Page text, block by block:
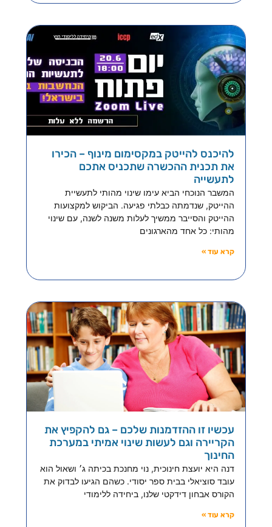
להיכנס להייטק במקסימום מינוף – הכירו
את תכנית ההכשרה שתכניס אתכם
לתעשייה
המשבר הנוכחי הביא עימו שינוי מהותי לתעשיית
ההייטק, שנדמתה כבלתי פגיעה. הביקוש למקצועות
ההייטק והסייבר ממשיך לעלות משנה לשנה, עם שינוי
מהותי: כל אחד מהארגונים
קרא עוד »
עכשיו זו ההזדמנות שלכם – גם להקפיץ את
הקריירה וגם לעשות שינוי אמיתי במערכת
החינוך
דנה היא יועצת חינוכית, נוי מחנכת בכיתה ג׳ ושאול הוא
עובד סוציאלי בבית ספר יסודי. כשהם הגיעו לבדוק את
הקורס אבחון דידקטי שלנו, ביחידה ללימודי
קרא עוד »